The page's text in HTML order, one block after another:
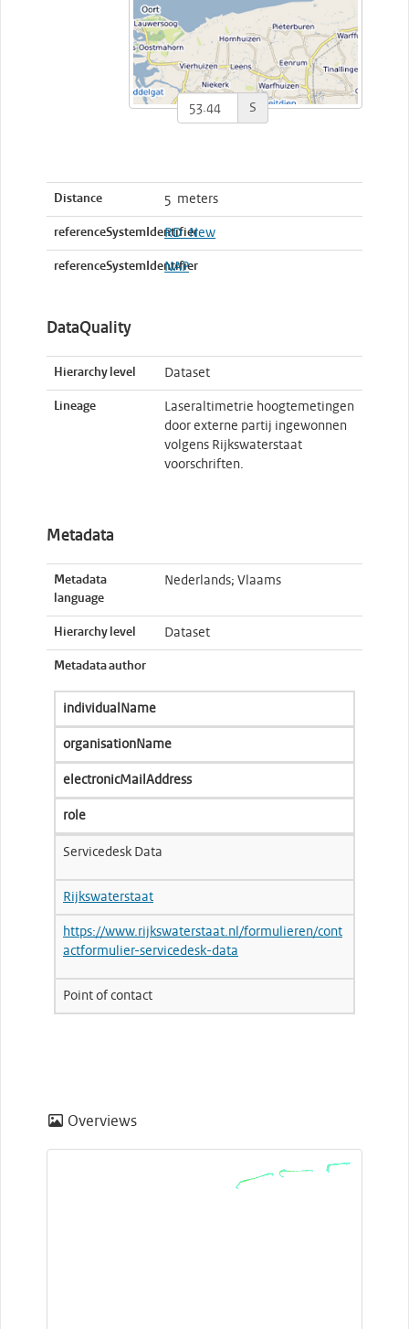
S
Distance 5 meters
referenceSystemIdentifier
RD_New
referenceSystemIdentifier
NAP
DataQuality
Hierarchy level Dataset
Lineage
Laseraltimetrie hoogtemetingen
door externe partij ingewonnen
volgens Rijkswaterstaat
voorschriften.
Metadata
Metadata
language
Nederlands; Vlaams
Hierarchy level Dataset
Metadata author
individualName
organisationName
electronicMailAddress
role
Servicedesk Data
Rijkswaterstaat
https://www.rijkswaterstaat.nl/formulieren/cont
actformulier-servicedesk-data
Point of contact
Overviews